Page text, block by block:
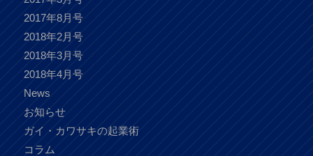
2017年8月号
2018年2月号
2018年3月号
2018年4月号
News
お知らせ
ガイ・カワサキの起業術
コラム